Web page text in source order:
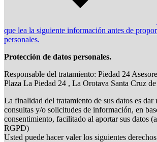
que lea la siguiente información antes de
personales.
Protección de datos personales.
Responsable del tratamiento: Piedad 24
Plaza La Piedad 24 , La Orotava Santa Cruz
La finalidad del tratamiento de sus datos es dar
consultas y/o solicitudes de información, en
consentimiento, facilitado al aportar sus datos
RGPD)
Usted puede hacer valer los siguientes